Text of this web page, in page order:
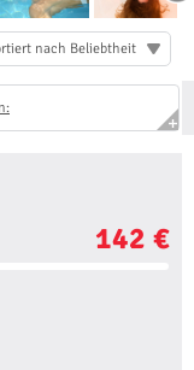
nach Beliebtheit
142 €